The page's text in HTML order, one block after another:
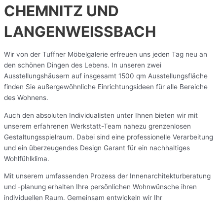
CHEMNITZ UND
LANGENWEISSBACH
Wir von der Tuffner Möbelgalerie erfreuen uns jeden Tag neu an
den schönen Dingen des Lebens. In unseren zwei
Ausstellungshäusern auf insgesamt 1500 qm Ausstellungsfläche
finden Sie außergewöhnliche Einrichtungsideen für alle Bereiche
des Wohnens.
Auch den absoluten Individualisten unter Ihnen bieten wir mit
unserem erfahrenen Werkstatt-Team nahezu grenzenlosen
Gestaltungsspielraum. Dabei sind eine professionelle Verarbeitung
und ein überzeugendes Design Garant für ein nachhaltiges
Wohlfühlklima.
Mit unserem umfassenden Prozess der Innenarchitekturberatung
und -planung erhalten Ihre persönlichen Wohnwünsche ihren
individuellen Raum. Gemeinsam entwickeln wir Ihr